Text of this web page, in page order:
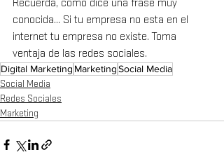
Recuerda, como dice una frase muy
conocida… Si tu empresa no esta en el
internet tu empresa no existe. Toma
ventaja de las redes sociales.
Digital Marketing MarketingSocial Media
Social Media
Redes Sociales
Marketing